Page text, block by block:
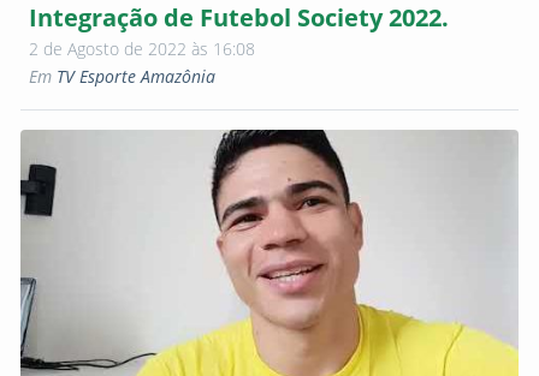
Integração de Futebol Society 2022.
2 de Agosto de 2022 às 16:08
Em TV Esporte Amazônia